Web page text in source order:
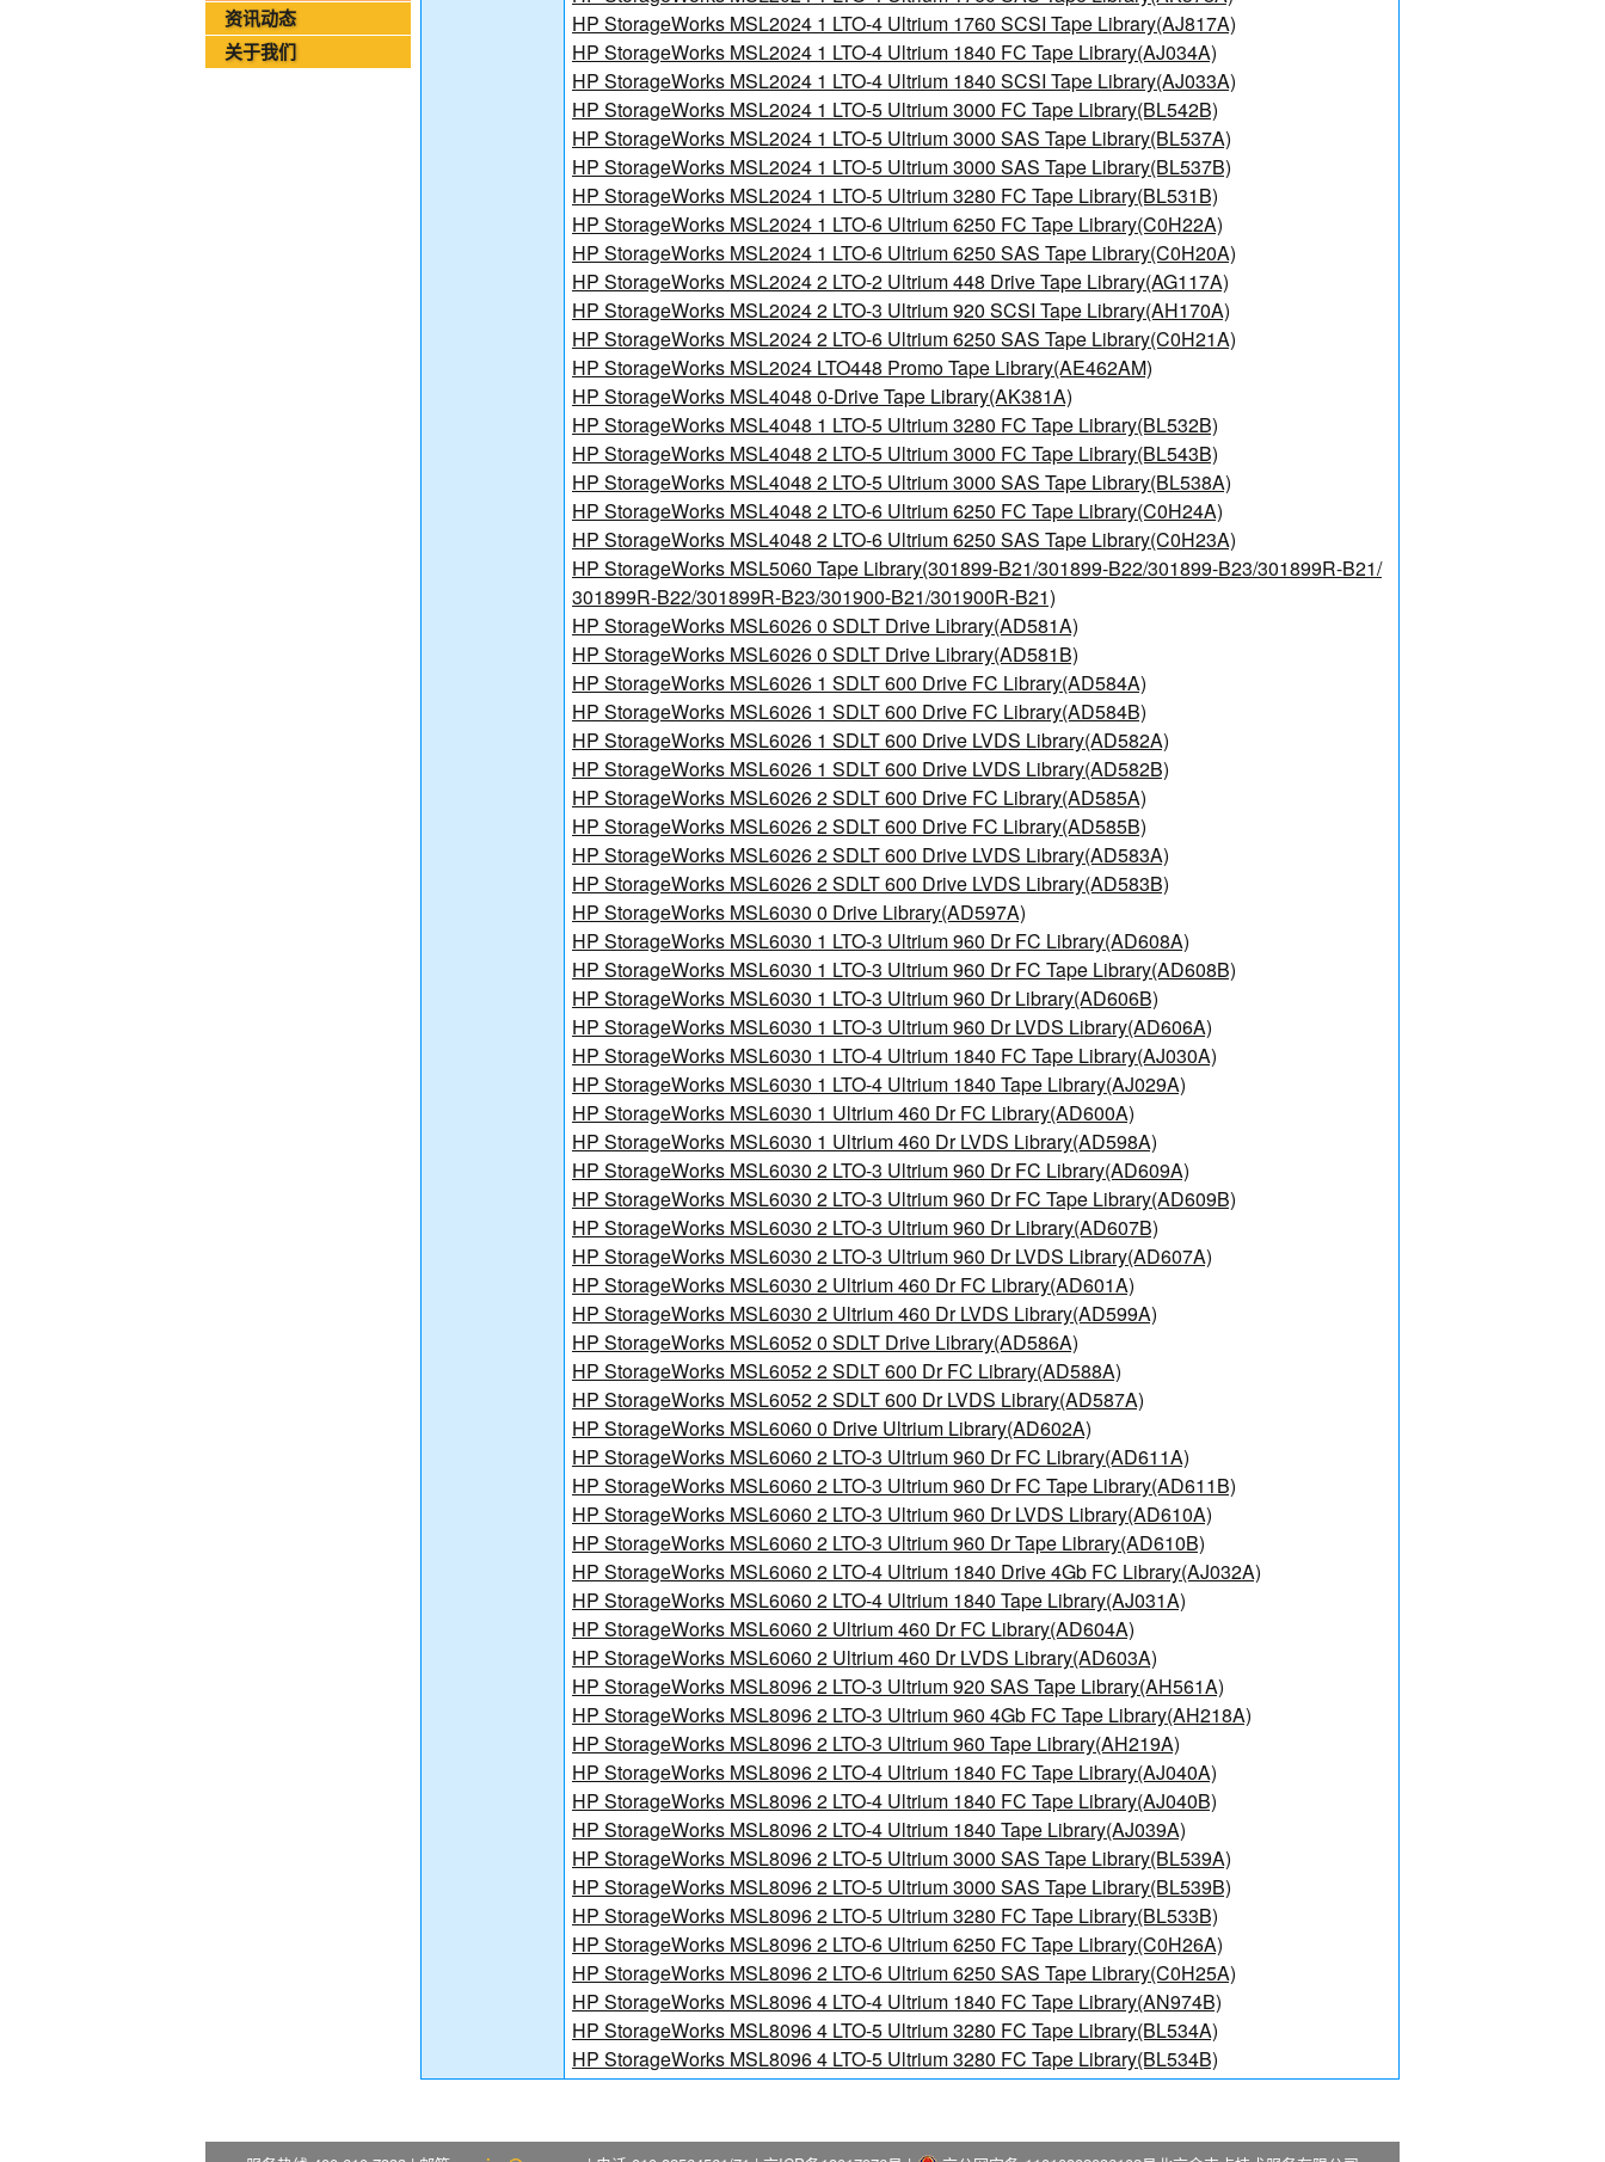
2026年08月03日-金支点IT运维资讯日报
2026年08月03日-金支点铁路智慧运维资讯日报
资讯动态
关于我们
HP StorageWorks MSL2024 1 LTO-4 Ultrium 1760 SCSI Tape Library(AJ817A)
HP StorageWorks MSL2024 1 LTO-4 Ultrium 1840 FC Tape Library(AJ034A)
HP StorageWorks MSL2024 1 LTO-4 Ultrium 1840 SCSI Tape Library(AJ033A)
HP StorageWorks MSL2024 1 LTO-5 Ultrium 3000 FC Tape Library(BL542B)
HP StorageWorks MSL2024 1 LTO-5 Ultrium 3000 SAS Tape Library(BL537A)
HP StorageWorks MSL2024 1 LTO-5 Ultrium 3000 SAS Tape Library(BL537B)
HP StorageWorks MSL2024 1 LTO-5 Ultrium 3280 FC Tape Library(BL531B)
HP StorageWorks MSL2024 1 LTO-6 Ultrium 6250 FC Tape Library(C0H22A)
HP StorageWorks MSL2024 1 LTO-6 Ultrium 6250 SAS Tape Library(C0H20A)
HP StorageWorks MSL2024 2 LTO-2 Ultrium 448 Drive Tape Library(AG117A)
HP StorageWorks MSL2024 2 LTO-3 Ultrium 920 SCSI Tape Library(AH170A)
HP StorageWorks MSL2024 2 LTO-6 Ultrium 6250 SAS Tape Library(C0H21A)
HP StorageWorks MSL2024 LTO448 Promo Tape Library(AE462AM)
HP StorageWorks MSL4048 0-Drive Tape Library(AK381A)
HP StorageWorks MSL4048 1 LTO-5 Ultrium 3280 FC Tape Library(BL532B)
HP StorageWorks MSL4048 2 LTO-5 Ultrium 3000 FC Tape Library(BL543B)
HP StorageWorks MSL4048 2 LTO-5 Ultrium 3000 SAS Tape Library(BL538A)
HP StorageWorks MSL4048 2 LTO-6 Ultrium 6250 FC Tape Library(C0H24A)
HP StorageWorks MSL4048 2 LTO-6 Ultrium 6250 SAS Tape Library(C0H23A)
HP StorageWorks MSL5060 Tape Library(301899-B21/301899-B22/301899-B23/301899R-B21/
301899R-B22/301899R-B23/301900-B21/301900R-B21)
HP StorageWorks MSL6026 0 SDLT Drive Library(AD581A)
HP StorageWorks MSL6026 0 SDLT Drive Library(AD581B)
HP StorageWorks MSL6026 1 SDLT 600 Drive FC Library(AD584A)
HP StorageWorks MSL6026 1 SDLT 600 Drive FC Library(AD584B)
HP StorageWorks MSL6026 1 SDLT 600 Drive LVDS Library(AD582A)
HP StorageWorks MSL6026 1 SDLT 600 Drive LVDS Library(AD582B)
HP StorageWorks MSL6026 2 SDLT 600 Drive FC Library(AD585A)
HP StorageWorks MSL6026 2 SDLT 600 Drive FC Library(AD585B)
HP StorageWorks MSL6026 2 SDLT 600 Drive LVDS Library(AD583A)
HP StorageWorks MSL6026 2 SDLT 600 Drive LVDS Library(AD583B)
HP StorageWorks MSL6030 0 Drive Library(AD597A)
HP StorageWorks MSL6030 1 LTO-3 Ultrium 960 Dr FC Library(AD608A)
HP StorageWorks MSL6030 1 LTO-3 Ultrium 960 Dr FC Tape Library(AD608B)
HP StorageWorks MSL6030 1 LTO-3 Ultrium 960 Dr Library(AD606B)
HP StorageWorks MSL6030 1 LTO-3 Ultrium 960 Dr LVDS Library(AD606A)
HP StorageWorks MSL6030 1 LTO-4 Ultrium 1840 FC Tape Library(AJ030A)
HP StorageWorks MSL6030 1 LTO-4 Ultrium 1840 Tape Library(AJ029A)
HP StorageWorks MSL6030 1 Ultrium 460 Dr FC Library(AD600A)
HP StorageWorks MSL6030 1 Ultrium 460 Dr LVDS Library(AD598A)
HP StorageWorks MSL6030 2 LTO-3 Ultrium 960 Dr FC Library(AD609A)
HP StorageWorks MSL6030 2 LTO-3 Ultrium 960 Dr FC Tape Library(AD609B)
HP StorageWorks MSL6030 2 LTO-3 Ultrium 960 Dr Library(AD607B)
HP StorageWorks MSL6030 2 LTO-3 Ultrium 960 Dr LVDS Library(AD607A)
HP StorageWorks MSL6030 2 Ultrium 460 Dr FC Library(AD601A)
HP StorageWorks MSL6030 2 Ultrium 460 Dr LVDS Library(AD599A)
HP StorageWorks MSL6052 0 SDLT Drive Library(AD586A)
HP StorageWorks MSL6052 2 SDLT 600 Dr FC Library(AD588A)
HP StorageWorks MSL6052 2 SDLT 600 Dr LVDS Library(AD587A)
HP StorageWorks MSL6060 0 Drive Ultrium Library(AD602A)
HP StorageWorks MSL6060 2 LTO-3 Ultrium 960 Dr FC Library(AD611A)
HP StorageWorks MSL6060 2 LTO-3 Ultrium 960 Dr FC Tape Library(AD611B)
HP StorageWorks MSL6060 2 LTO-3 Ultrium 960 Dr LVDS Library(AD610A)
HP StorageWorks MSL6060 2 LTO-3 Ultrium 960 Dr Tape Library(AD610B)
HP StorageWorks MSL6060 2 LTO-4 Ultrium 1840 Drive 4Gb FC Library(AJ032A)
HP StorageWorks MSL6060 2 LTO-4 Ultrium 1840 Tape Library(AJ031A)
HP StorageWorks MSL6060 2 Ultrium 460 Dr FC Library(AD604A)
HP StorageWorks MSL6060 2 Ultrium 460 Dr LVDS Library(AD603A)
HP StorageWorks MSL8096 2 LTO-3 Ultrium 920 SAS Tape Library(AH561A)
HP StorageWorks MSL8096 2 LTO-3 Ultrium 960 4Gb FC Tape Library(AH218A)
HP StorageWorks MSL8096 2 LTO-3 Ultrium 960 Tape Library(AH219A)
HP StorageWorks MSL8096 2 LTO-4 Ultrium 1840 FC Tape Library(AJ040A)
HP StorageWorks MSL8096 2 LTO-4 Ultrium 1840 FC Tape Library(AJ040B)
HP StorageWorks MSL8096 2 LTO-4 Ultrium 1840 Tape Library(AJ039A)
HP StorageWorks MSL8096 2 LTO-5 Ultrium 3000 SAS Tape Library(BL539A)
HP StorageWorks MSL8096 2 LTO-5 Ultrium 3000 SAS Tape Library(BL539B)
HP StorageWorks MSL8096 2 LTO-5 Ultrium 3280 FC Tape Library(BL533B)
HP StorageWorks MSL8096 2 LTO-6 Ultrium 6250 FC Tape Library(C0H26A)
HP StorageWorks MSL8096 2 LTO-6 Ultrium 6250 SAS Tape Library(C0H25A)
HP StorageWorks MSL8096 4 LTO-4 Ultrium 1840 FC Tape Library(AN974B)
HP StorageWorks MSL8096 4 LTO-5 Ultrium 3280 FC Tape Library(BL534A)
HP StorageWorks MSL8096 4 LTO-5 Ultrium 3280 FC Tape Library(BL534B)